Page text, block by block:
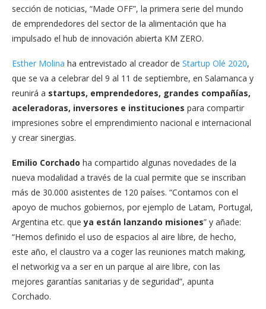
sección de noticias, “Made OFF”, la primera serie del mundo
de emprendedores del sector de la alimentación que ha
impulsado el hub de innovación abierta KM ZERO.
Esther Molina ha entrevistado al creador de Startup Olé 2020,
que se va a celebrar del 9 al 11 de septiembre, en Salamanca y
reunirá a startups, emprendedores, grandes compañías,
aceleradoras, inversores e instituciones para compartir
impresiones sobre el emprendimiento nacional e internacional
y crear sinergias.
Emilio Corchado ha compartido algunas novedades de la
nueva modalidad a través de la cual permite que se inscriban
más de 30.000 asistentes de 120 países. “Contamos con el
apoyo de muchos gobiernos, por ejemplo de Latam, Portugal,
Argentina etc. queya están lanzando misiones” y añade:
“Hemos definido el uso de espacios al aire libre, de hecho,
este año, el claustro va a coger las reuniones match making,
el networkig va a ser en un parque al aire libre, con las
mejores garantías sanitarias y de seguridad”, apunta
Corchado.